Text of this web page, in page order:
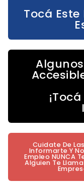
Tocá Este
Cuidate De
Informarte Y
Empleo NUNCA
Alguien Te